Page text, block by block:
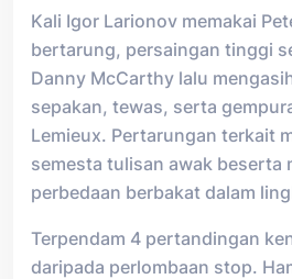
Kali Igor Larionov memakai
bertarung, persaingan tinggi
Danny McCarthy lalu
sepakan, tewas, serta
Lemieux. Pertarungan terkait
semesta tulisan awak beserta
perbedaan berbakat dalam
Terpendam 4 pertandingan
daripada perlombaan stop.